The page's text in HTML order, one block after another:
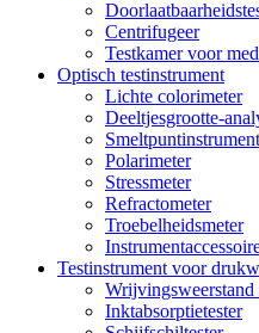
Centrifugeer
Testkamer voor
Optisch testinstrument
Lichte colorimeter
Deeltjesgrootte-
Smeltpuntinstrument
Polarimeter
Stressmeter
Refractometer
Troebelheidsmeter
Testinstrument voor
Wrijvingsweerstand
Inktabsorptietester